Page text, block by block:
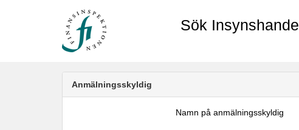
Sök Insynshandel
Anmälningsskyldig
Namn på anmälningsskyldig